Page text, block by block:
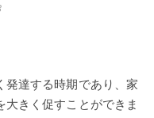
きく促すことができま